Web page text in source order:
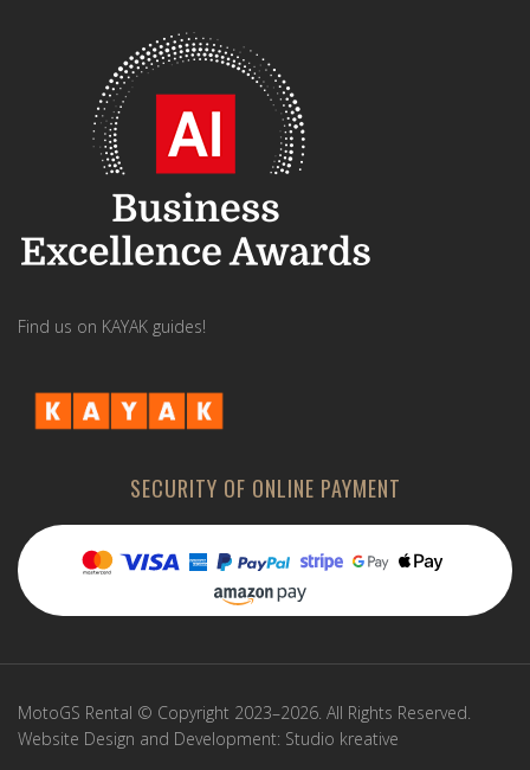
Find us on KAYAK guides!
SECURITY OF ONLINE PAYMENT
MotoGS Rental © Copyright 2023–2026. All Rights Reserved.
Website Design and Development: Studio kreative